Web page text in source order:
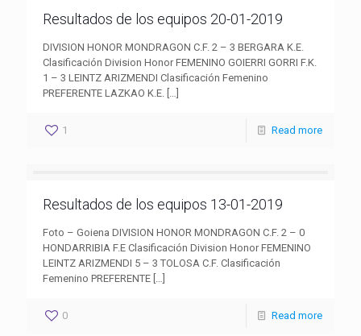
Resultados de los equipos 20-01-2019
DIVISION HONOR MONDRAGON C.F. 2 – 3 BERGARA K.E.
Clasificación Division Honor FEMENINO GOIERRI GORRI F.K.
1 – 3 LEINTZ ARIZMENDI Clasificación Femenino
PREFERENTE LAZKAO K.E. […]
1 Read more
Resultados de los equipos 13-01-2019
Foto – Goiena DIVISION HONOR MONDRAGON C.F. 2 – 0
HONDARRIBIA F.E Clasificación Division Honor FEMENINO
LEINTZ ARIZMENDI 5 – 3 TOLOSA C.F. Clasificación
Femenino PREFERENTE […]
0 Read more